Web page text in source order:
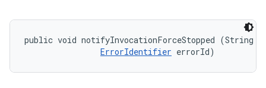
public void notifyInvocationForceStopped (String
ErrorIdentifier errorId)